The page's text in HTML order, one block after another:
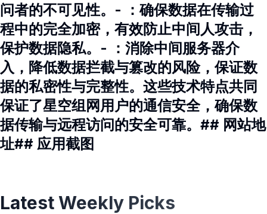
问者的不可见性。- ：确保数据在传输过
程中的完全加密，有效防止中间人攻击，
保护数据隐私。- ：消除中间服务器介
入，降低数据拦截与篡改的风险，保证数
据的私密性与完整性。这些技术特点共同
保证了星空组网用户的通信安全，确保数
据传输与远程访问的安全可靠。## 网站地
址## 应用截图
Latest Weekly Picks